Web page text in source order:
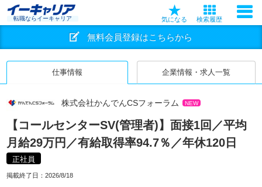
転職ならイーキャリア 気になる 検索履歴
無料会員登録はこちらから
仕事情報 企業情報・求人一覧
株式会社かんでんCSフォーラム NEW
【コールセンターSV(管理者)】面接1回／平均
月給29万円／有給取得率94.7％／年休120日
正社員
掲載終了日： 2026/8/18